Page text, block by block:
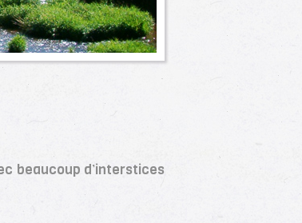
beaucoup d’interstices